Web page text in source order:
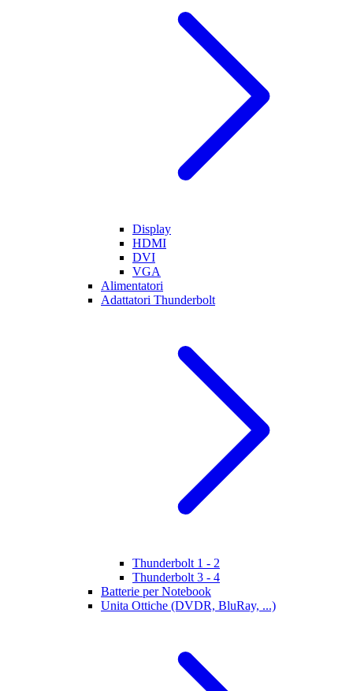
Display
HDMI
DVI
VGA
Alimentatori
Adattatori Thunderbolt
Thunderbolt 1 - 2
Thunderbolt 3 - 4
Batterie per Notebook
Unita Ottiche (DVDR, BluRay, ...)